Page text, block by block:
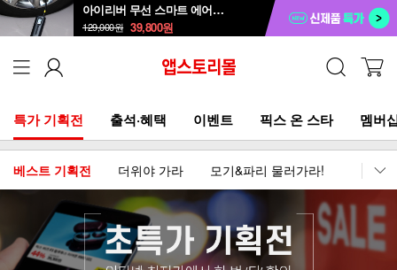
아이리버 무선 스마트 에어펌프 AP-200W
129,000원 39,800원
특가 기획전 출석·혜택 이벤트 픽스 온 스타 멤버
베스트 기획전 더위야 가라 모기&파리 물러가라! 이어폰